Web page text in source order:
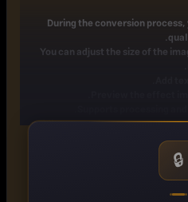
During the conversion
You can adjust the size of the
Client runs, does not upload
https://www.imageformatpro.com/
🔒